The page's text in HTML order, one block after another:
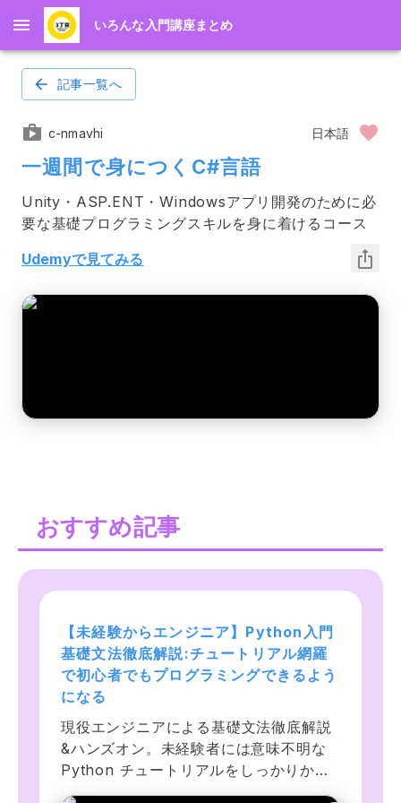
いろんな入門講座まとめ
記事一覧へ
c-nmavhi 日本語
一週間で身につくC#言語
Unity・ASP.ENT・Windowsアプリ開発のために必
要な基礎プログラミングスキルを身に着けるコース
Udemyで見てみる
おすすめ記事
【未経験からエンジニア】Python入門
基礎文法徹底解説:チュートリアル網羅
で初心者でもプログラミングできるよう
になる
現役エンジニアによる基礎文法徹底解説
&ハンズオン。未経験者には意味不明な
Python チュートリアルをしっかりかみ
砕き、ChatGPT による独習方法も解
プログラミング言語Ruby入門！未経
験、文系でもOK！基礎からChatGPT
AI LINE botアプリ開発まで学ぶ！
Rubyを学んで未経験からエンジニアに転
職したいけど何から始めればいいかわか
らない、無料のWebサイトや書籍を購入
して学んだけどうまくいかなかった人の
ためのコースです。基礎からAI LINE
Web開発入門完全攻略コース -
HTML/CSS/JavaScript. プログラミ
ングをはじめて学び創れる人へ！
MySQL/Bootstrap/Node.js/Git/GitHub
等ウェブ開発に必要な様々なスキルを沢
山学ぼう！カフェのウェブサイト、フォ
トギャラリー、ポートフォリオサイト、
天気情報アプリ等の開発に挑戦！